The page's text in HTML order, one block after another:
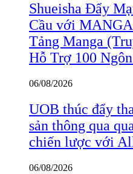
Shueisha Đẩy
Cầu với
Tảng Manga
Hỗ Trợ 100
06/08/2026
UOB thúc đẩy
sản thông qua
chiến lược với
06/08/2026